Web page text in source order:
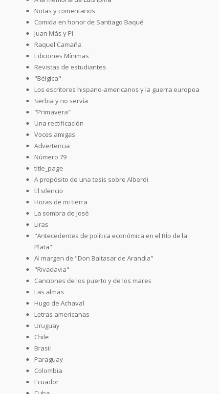
Notas y comentarios
Comida en honor de Santiago Baqué
Juan Más y Pí
Raquel Camaña
Ediciones Mínimas
Revistas de estudiantes
"Bélgica"
Los escritores hispano-americanos y la guerra europea
Serbia y no servía
"Primavera"
Una rectificación
Voces amigas
Advertencia
Número 79
title_page
A propósito de una tesis sobre Alberdi
El silencio
Horas de mi tierra
La sombra de José
Liras
"Antecedentes de política económica en el RÍo de la
Plata"
Al margen de "Don Baltasar de Arandia"
"Rivadavia"
Canciones de los puerto y de los mares
Las almas
Hugo de Achaval
Letras americanas
Uruguay
Chile
Brasil
Paraguay
Colombia
Ecuador